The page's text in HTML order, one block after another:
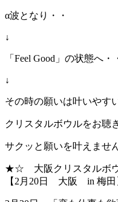
α波となり・・
↓
「Feel Good」の状態へ・
↓
その時の願いは叶いやす
クリスタルボウルをお聴
サクッと願いを叶えませ
★☆ 大阪クリスタルボ
【2月20日 大阪 in 梅田